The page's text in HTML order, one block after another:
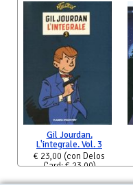
Gil Jourdan.
L'integrale. Vol. 3
€ 23,00 (con Delos
Card: € 23,00)